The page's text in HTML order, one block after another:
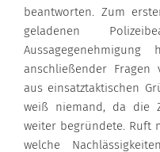
beantworten. Zum
geladenen
anschließender Fragen
aus einsatztaktischen
weiß niemand, da die
weiter begründete. Ruft
welche